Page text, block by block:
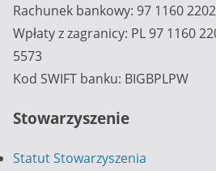
Rachunek bankowy: 97 1160
Wpłaty z zagranicy: PL 97 1160
5573
Kod SWIFT banku: BIGBPLPW
Stowarzyszenie
Statut Stowarzyszenia